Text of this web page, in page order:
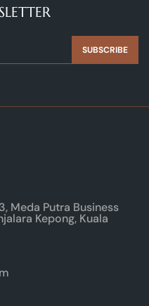
SUBSCRIBE
Meda Putra Business
Kepong, Kuala